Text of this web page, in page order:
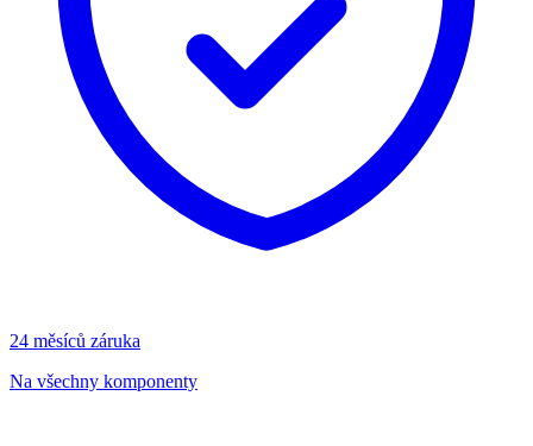
24 měsíců záruka
Na všechny komponenty